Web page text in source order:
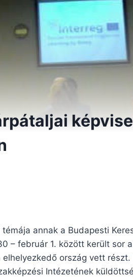
annak a Budapesti
– február 1. között került sor
ország vett részt.
Intézetének